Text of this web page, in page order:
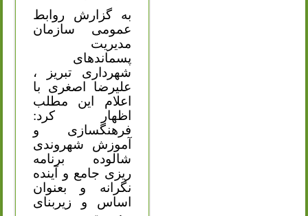
به گزارش روابط
عمومی سازمان
مدیریت
پسماندهای
شهرداری تبریز ،
علیرضا اصغری با
اعلام این مطلب
اظهار کرد:
فرهنگسازی و
آموزش شهروندی
شالوده برنامه
ریزی جامع و آینده
نگرانه و بعنوان
اساس و زیربنای